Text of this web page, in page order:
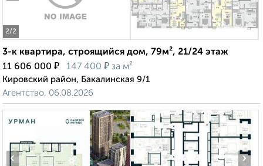
2/2
3-к квартира, строящийся дом, 79м², 21/24 этаж
11 606 000 ₽ 147 400 ₽ за м²
Кировский район, Бакалинская 9/1
Агентство, 06.08.2026
‹ ›